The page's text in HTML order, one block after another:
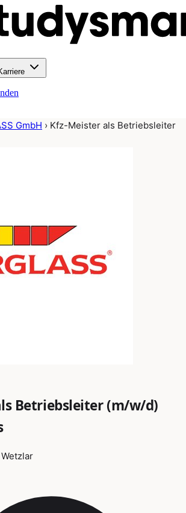
GmbH › Kfz-Meister als Betriebsleiter
Betriebsleiter (m/w/d)
Wetzlar